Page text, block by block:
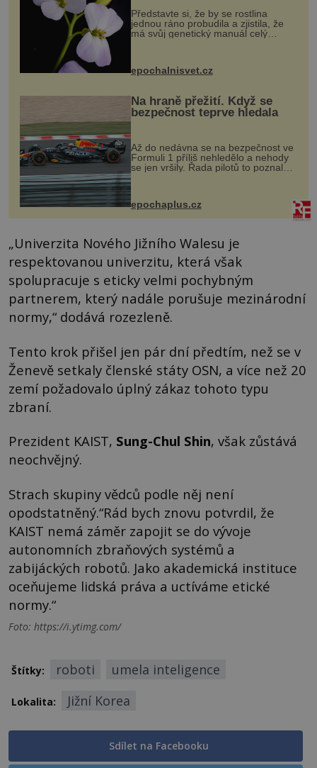
Představte si, že by se rostlina
jednou ráno probudila a zjistila, že
má svůj genetický manuál celý
vstupenka...
epochalnisvet.cz
Na hraně přežití. Když se
bezpečnost teprve hledala
Až do nedávna se na bezpečnost ve
Formuli 1 příliš nehledělo a nehody
se jen vršily. Řada pilotů to poznala
na vlastní kůži, často s trvalými
následky nebo bohužel i ztrátou
života. Dnes nepochopiteln...
epochaplus.cz
„Univerzita Nového Jižního Walesu je
respektovanou univerzitu, která však
spolupracuje s eticky velmi pochybným
partnerem, který nadále porušuje mezinárodní
normy,“ dodává rozezleně.
Tento krok přišel jen pár dní předtím, než se v
Ženevě setkaly členské státy OSN, a více než 20
zemí požadovalo úplný zákaz tohoto typu
zbraní.
Prezident KAIST, Sung-Chul Shin, však zůstává
neochvějný.
Strach skupiny vědců podle něj není
opodstatněný.“Rád bych znovu potvrdil, že
KAIST nemá záměr zapojit se do vývoje
autonomních zbraňových systémů a
zabijáckých robotů. Jako akademická instituce
oceňujeme lidská práva a uctíváme etické
normy.“
Foto: https://i.ytimg.com/
Štítky: roboti umela inteligence
Lokalita: Jižní Korea
Sdílet na Facebooku